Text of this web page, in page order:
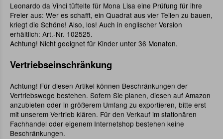
Leonardo da Vinci tüftelte für Mona Lisa eine Prüfung für ihre
Freier aus: Wer es schafft, ein Quadrat aus vier Teilen zu bauen,
kriegt die Schöne! Also, los! Auch in englischer Version
erhältlich: Art.-Nr. 102525.
Achtung! Nicht geeignet für Kinder unter 36 Monaten.
Vertriebseinschränkung
Achtung! Für diesen Artikel können Beschränkungen der
Vertriebswege bestehen. Sofern Sie planen, diesen auf Amazon
anzubieten oder in größerem Umfang zu exportieren, bitte erst
mit unserem Vertrieb klären. Für den Verkauf im stationären
Fachhandel oder eigenem Internetshop bestehen keine
Beschränkungen.